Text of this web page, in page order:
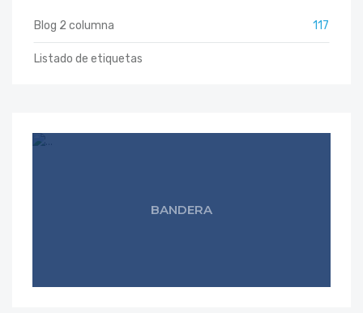
Blog 2 columna 117
Listado de etiquetas
BANDERA